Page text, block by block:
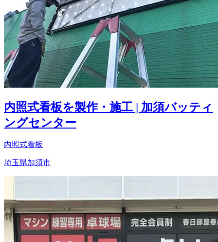
内照式看板を製作・施工 | 加須バッティ
ングセンター
内照式看板
埼玉県加須市